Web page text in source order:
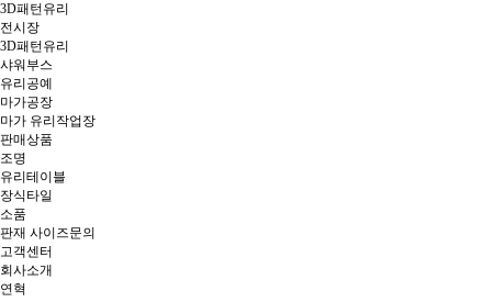
3D패턴유리
전시장
3D패턴유리
샤워부스
유리공예
마가공장
마가 유리작업장
판매상품
조명
유리테이블
장식타일
소품
판재 사이즈문의
고객센터
회사소개
연혁